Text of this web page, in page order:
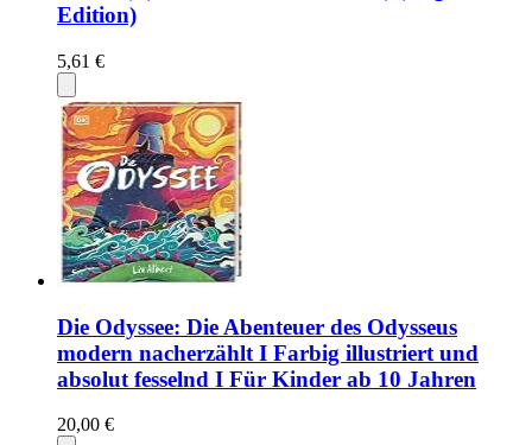
Edition)
5,61 €
Die Odyssee: Die Abenteuer des Odysseus
modern nacherzählt I Farbig illustriert und
absolut fesselnd I Für Kinder ab 10 Jahren
20,00 €